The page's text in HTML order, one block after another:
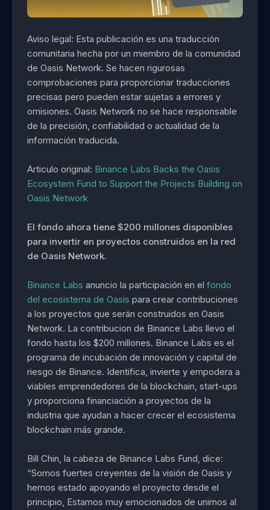
Aviso legal: Esta publicación es una traducción
comunitaria hecha por un miembro de la comunidad
de Oasis Network. Se hacen rigurosas
comprobaciones para proporcionar traducciones
precisas pero pueden estar sujetas a errores y
omisiones. Oasis Network no se hace responsable
de la precisión, confiabilidad o actualidad de la
información traducida.
Articulo original: Binance Labs Backs the Oasis
Ecosystem Fund to Support the Projects Building on
Oasis Network
El fondo ahora tiene $200 millones disponibles
para invertir en proyectos construidos en la red
de Oasis Network.
Binance Labs anuncio la participación en el fondo
del ecosistema de Oasis para crear contribuciones
a los proyectos que serán construidos en Oasis
Network. La contribucion de Binance Labs llevo el
fondo hasta los $200 millones. Binance Labs es el
programa de incubación de innovación y capital de
riesgo de Binance. Identifica, invierte y empodera a
viables emprendedores de la blockchain, start-ups
y proporciona financiación a proyectos de la
industria que ayudan a hacer crecer el ecosistema
blockchain más grande.
Bill Chin, la cabeza de Binance Labs Fund, dice:
“Somos fuertes creyentes de la visión de Oasis y
hemos estado apoyando el proyecto desde el
principio, Estamos muy emocionados de unirnos al